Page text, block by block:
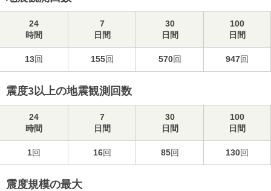
24
時間
7
日間
30
日間
100
日間
13回 155回 570回 947回
震度3以上の地震観測回数
24
時間
7
日間
30
日間
100
日間
1回 16回 85回 130回
震度規模の最大